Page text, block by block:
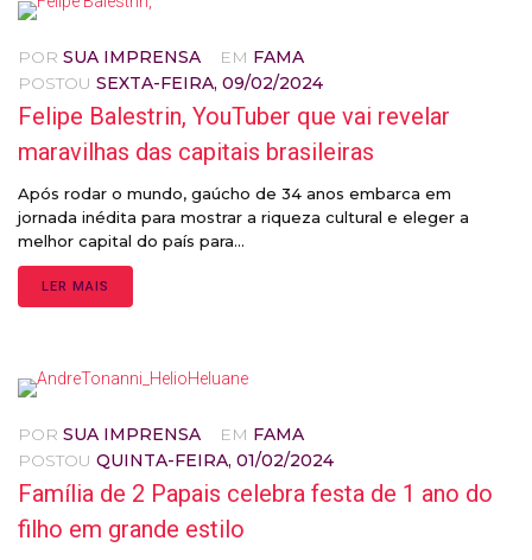
POR SUA IMPRENSA EM FAMA
POSTOU SEXTA-FEIRA, 09/02/2024
Felipe Balestrin, YouTuber que vai revelar
maravilhas das capitais brasileiras
Após rodar o mundo, gaúcho de 34 anos embarca em
jornada inédita para mostrar a riqueza cultural e eleger a
melhor capital do país para...
LER MAIS
POR SUA IMPRENSA EM FAMA
POSTOU QUINTA-FEIRA, 01/02/2024
Família de 2 Papais celebra festa de 1 ano do
filho em grande estilo